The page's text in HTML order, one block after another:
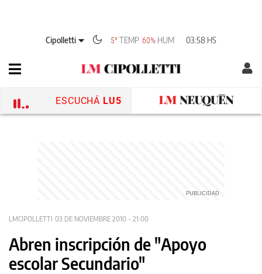
Cipolletti 5°TEMP 60% HUM 03:58 HS
ESCUCHÁ LU5
LMCIPOLLETTI 03 DE NOVIEMBRE 2010 - 21:00
Abren inscripción de "Apoyo
escolar Secundario"